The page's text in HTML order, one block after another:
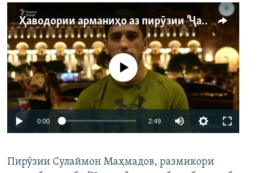
Ҳаводории арманиҳо аз пирӯзии "Ҷаллод"-и тоҷик
Феълан кор намекунад
0:00 2:49
360p
Пирӯзии Сулаймон Маҳмадов, размикори